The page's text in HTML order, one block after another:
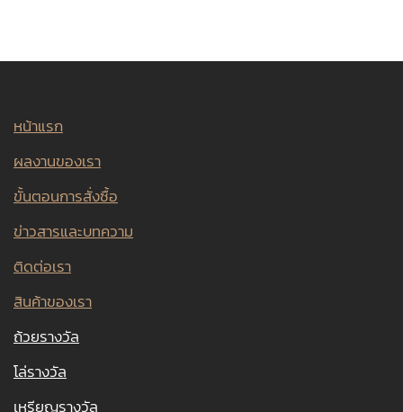
หน้าแรก
ผลงานของเรา
ขั้นตอนการสั่งซื้อ
ข่าวสารและบทความ
ติดต่อเรา
สินค้าของเรา
ถ้วยรางวัล
โล่รางวัล
เหรียญรางวัล